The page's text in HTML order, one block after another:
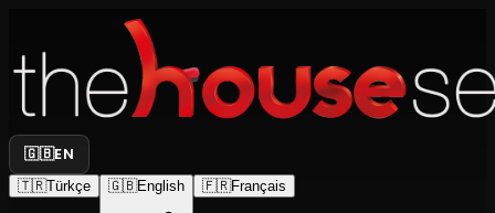
🇬🇧EN
🇹🇷Türkçe 🇬🇧English 🇫🇷Français